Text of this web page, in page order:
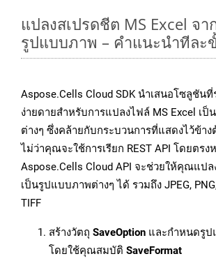
แปลงสเปรดชีต MS Excel จา
รูปแบบภาพ – คำแนะนำทีละ
Aspose.Cells Cloud SDK นำเสนอโซลูชันที่
ง่ายดายสำหรับการแปลงไฟล์ MS Excel เ
ต่างๆ ซึ่งคล้ายกับกระบวนการที่แสดงไว้ข้าง
ไม่ว่าคุณจะใช้การเรียก REST API โดยตรง
Aspose.Cells Cloud API จะช่วยให้คุณแปล
เป็นรูปแบบภาพต่างๆ ได้ รวมถึง JPEG,
TIFF
สร้างวัตถุ SaveOption และกำหนดรูป
โดยใช้คุณสมบัติ SaveFormat